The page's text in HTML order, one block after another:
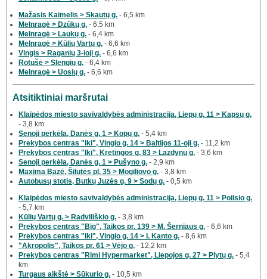
Mažasis Kaimelis > Skautų g. - 6,5 km
Melnragė > Dzūkų g. - 6,5 km
Melnragė > Laukų g. - 6,4 km
Melnragė > Kūlių Vartų g. - 6,6 km
Vingis > Raganių 3-ioji g. - 6,6 km
Rotušė > Slengių g. - 6,4 km
Melnragė > Uosių g. - 6,6 km
Atsitiktiniai maršrutai
Klaipėdos miesto savivaldybės administracija, Liepų g. 11 > Kapsų g.
- 3,8 km
Senoji perkėla, Danės g. 1 > Kopų g. - 5,4 km
Prekybos centras "Iki", Vingio g. 14 > Baltijos 11-oji g. - 11,2 km
Prekybos centras "Iki", Kretingos g. 83 > Lazdynų g. - 3,6 km
Senoji perkėla, Danės g. 1 > Pušyno g. - 2,9 km
Maxima Bazė, Šilutės pl. 35 > Mogiliovo g. - 3,8 km
Autobusų stotis, Butkų Juzės g. 9 > Sodų g. - 0,5 km
Klaipėdos miesto savivaldybės administracija, Liepų g. 11 > Poilsio g.
- 5,7 km
Kūlių Vartų g. > Radviliškio g. - 3,8 km
Prekybos centras "Big", Taikos pr. 139 > M. Šerniaus g. - 6,6 km
Prekybos centras "Iki", Vingio g. 14 > I. Kanto g. - 8,6 km
"Akropolis", Taikos pr. 61 > Vėjo g. - 12,2 km
Prekybos centras "Rimi Hypermarket", Liepojos g. 27 > Plytų g. - 5,4
km
Turgaus aikštė > Sūkurio g. - 10,5 km